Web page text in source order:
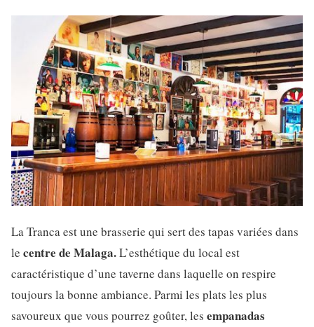
La Tranca est une brasserie qui sert des tapas variées dans
le centre de Malaga.L’esthétique du local est
caractéristique d’une taverne dans laquelle on respire
toujours la bonne ambiance. Parmi les plats les plus
savoureux que vous pourrez goûter, les empanadas